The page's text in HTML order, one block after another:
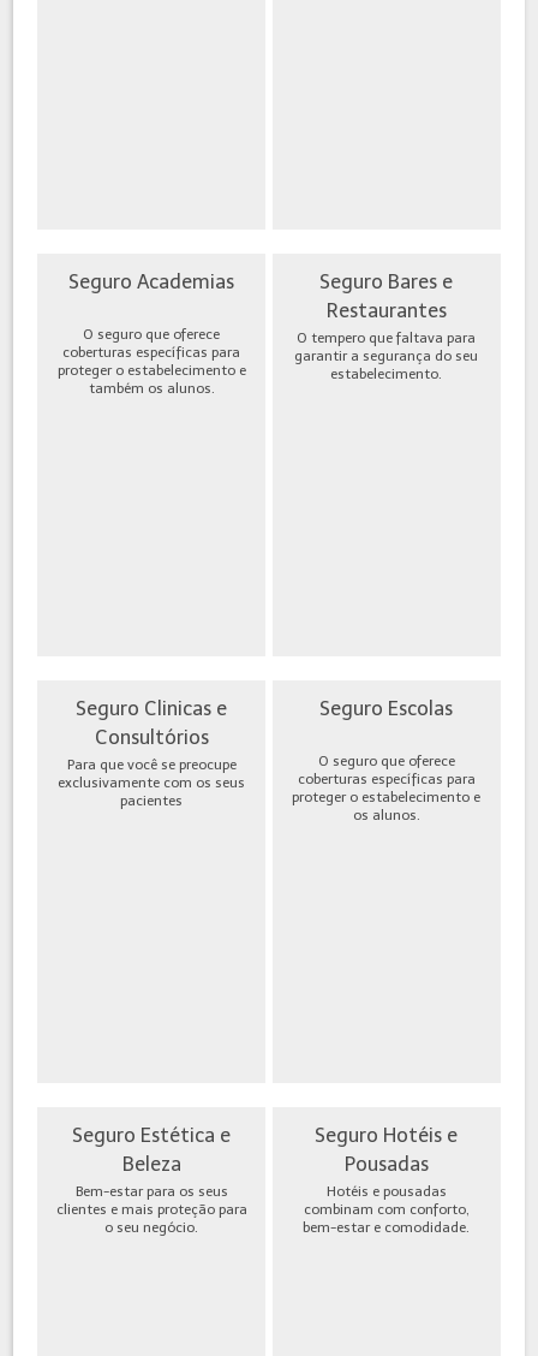
Seguro Academias
O seguro que oferece
coberturas específicas para
proteger o estabelecimento e
também os alunos.
Seguro Bares e
Restaurantes
O tempero que faltava para
garantir a segurança do seu
estabelecimento.
Seguro Clinicas e
Consultórios
Para que você se preocupe
exclusivamente com os seus
pacientes
Seguro Escolas
O seguro que oferece
coberturas específicas para
proteger o estabelecimento e
os alunos.
Seguro Estética e
Beleza
Bem-estar para os seus
clientes e mais proteção para
o seu negócio.
Seguro Hotéis e
Pousadas
Hotéis e pousadas
combinam com conforto,
bem-estar e comodidade.